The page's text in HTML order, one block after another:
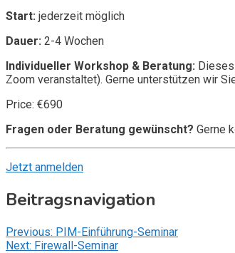
Start: jederzeit möglich
Dauer: 2-4 Wochen
Individueller Workshop & Beratung:
Zoom veranstaltet). Gerne unterstützen wir
Price: €690
Fragen oder Beratung gewünscht? Gerne
Jetzt anmelden
Beitragsnavigation
Previous: PIM-Einführung-Seminar
Next: Firewall-Seminar